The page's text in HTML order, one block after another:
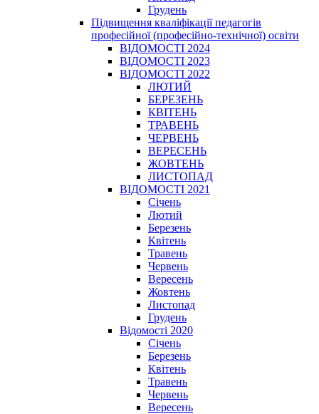
Грудень
Підвищення кваліфікації педагогів
професійної (професійно-технічної) освіти
ВІДОМОСТІ 2024
ВІДОМОСТІ 2023
ВІДОМОСТІ 2022
ЛЮТИЙ
БЕРЕЗЕНЬ
КВІТЕНЬ
ТРАВЕНЬ
ЧЕРВЕНЬ
ВЕРЕСЕНЬ
ЖОВТЕНЬ
ЛИСТОПАД
ВІДОМОСТІ 2021
Січень
Лютий
Березень
Квітень
Травень
Червень
Вересень
Жовтень
Листопад
Грудень
Відомості 2020
Січень
Березень
Квітень
Травень
Червень
Вересень